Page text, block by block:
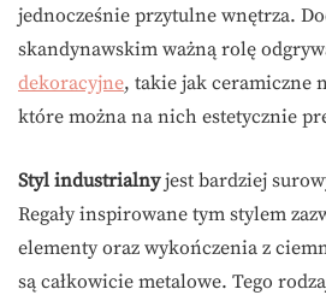
jednocześnie przytulne wnętrza.
skandynawskim ważną rolę
dekoracyjne, takie jak ceramiczne
które można na nich estetycznie
Styl industrialnyjest bardziej
Regały inspirowane tym stylem
elementy oraz wykończenia z
są całkowicie metalowe. Tego